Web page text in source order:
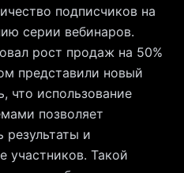
подписчиков на
серии вебинаров.
рост продаж на 50%
представили новый
что использование
позволяет
результаты и
участников. Такой